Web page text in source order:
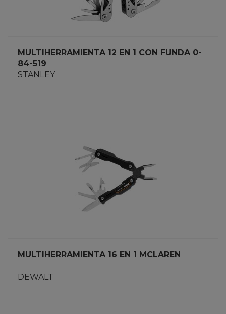
MULTIHERRAMIENTA 12 EN 1 CON FUNDA 0-
84-519
STANLEY
MULTIHERRAMIENTA 16 EN 1 MCLAREN
DEWALT